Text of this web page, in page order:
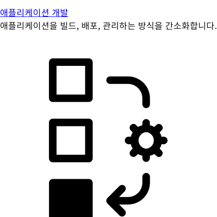
애플리케이션 개발
애플리케이션을 빌드, 배포, 관리하는 방식을 간소화합니다.